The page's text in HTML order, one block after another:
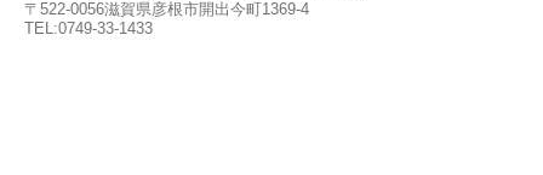
〒522-0056滋賀県彦根市開出今町1369-4
TEL:0749-33-1433